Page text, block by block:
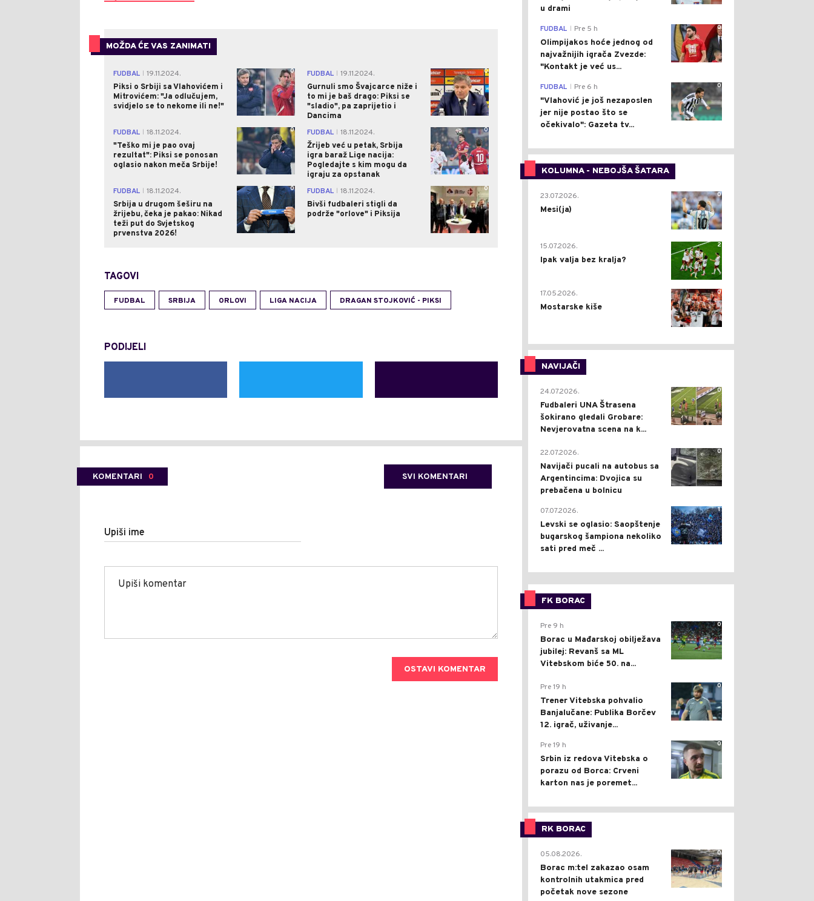
MOŽDA ĆE VAS ZANIMATI
FUDBAL
19.11.2024.
Piksi o Srbiji sa Vlahovićem i
Mitrovićem: "Ja odlučujem,
svidjelo se to nekome ili ne!"
0 FUDBAL
19.11.2024.
Gurnuli smo Švajcarce niže i
to mi je baš drago: Piksi se
"sladio", pa zaprijetio i
Dancima
0
FUDBAL
18.11.2024.
"Teško mi je pao ovaj
rezultat": Piksi se ponosan
oglasio nakon meča Srbije!
0 FUDBAL
18.11.2024.
Žrijeb već u petak, Srbija
igra baraž Lige nacija:
Pogledajte s kim mogu da
igraju za opstanak
0
FUDBAL
18.11.2024.
Srbija u drugom šeširu na
žrijebu, čeka je pakao: Nikad
teži put do Svjetskog
prvenstva 2026!
0 FUDBAL
18.11.2024.
Bivši fudbaleri stigli da
podrže "orlove" i Piksija
0
TAGOVI
FUDBAL SRBIJA ORLOVI LIGA NACIJA DRAGAN STOJKOVIĆ - PIKSI
PODIJELI
KOMENTARI 0 SVI KOMENTARI
Upiši ime
OSTAVI KOMENTAR
u drami
0
FUDBAL Pre 5 h
Olimpijakos hoće jednog od
najvažnijih igrača Zvezde:
"Kontakt je već us...
0
FUDBAL Pre 6 h
"Vlahović je još nezaposlen
jer nije postao što se
očekivalo": Gazeta tv...
KOLUMNA - NEBOJŠA ŠATARA
0
23.07.2026.
Mesi(ja)
2
15.07.2026.
Ipak valja bez kralja?
0
17.05.2026.
Mostarske kiše
NAVIJAČI
0
24.07.2026.
Fudbaleri UNA Štrasena
šokirano gledali Grobare:
Nevjerovatna scena na k...
0
22.07.2026.
Navijači pucali na autobus sa
Argentincima: Dvojica su
prebačena u bolnicu
1
07.07.2026.
Levski se oglasio: Saopštenje
bugarskog šampiona nekoliko
sati pred meč ...
FK BORAC
0
Pre 9 h
Borac u Mađarskoj obilježava
jubilej: Revanš sa ML
Vitebskom biće 50. na...
0
Pre 19 h
Trener Vitebska pohvalio
Banjalučane: Publika Borčev
12. igrač, uživanje...
0
Pre 19 h
Srbin iz redova Vitebska o
porazu od Borca: Crveni
karton nas je poremet...
RK BORAC
0
05.08.2026.
Borac m:tel zakazao osam
kontrolnih utakmica pred
početak nove sezone